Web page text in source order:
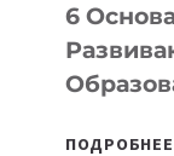
6
ПОДРОБНЕЕ